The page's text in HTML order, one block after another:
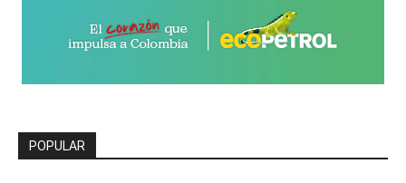
POPULAR